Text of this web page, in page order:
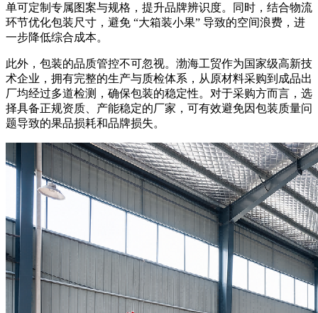
单可定制专属图案与规格，提升品牌辨识度。同时，结合物流
环节优化包装尺寸，避免 “大箱装小果” 导致的空间浪费，进
一步降低综合成本。
此外，包装的品质管控不可忽视。渤海工贸作为国家级高新技
术企业，拥有完整的生产与质检体系，从原材料采购到成品出
厂均经过多道检测，确保包装的稳定性。对于采购方而言，选
择具备正规资质、产能稳定的厂家，可有效避免因包装质量问
题导致的果品损耗和品牌损失。